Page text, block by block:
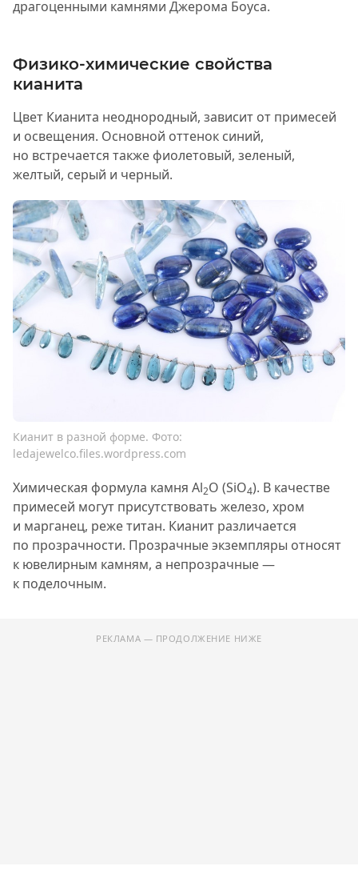
драгоценными камнями Джерома Боуса.
Физико-химические свойства
кианита
Цвет Кианита неоднородный, зависит от примесей
и освещения. Основной оттенок синий,
но встречается также фиолетовый, зеленый,
желтый, серый и черный.
Кианит в разной форме. Фото:
ledajewelco.files.wordpress.com
Химическая формула камня Al2O (SiO4). В качестве
примесей могут присутствовать железо, хром
и марганец, реже титан. Кианит различается
по прозрачности. Прозрачные экземпляры относят
к ювелирным камням, а непрозрачные —
к поделочным.
РЕКЛАМА — ПРОДОЛЖЕНИЕ НИЖЕ